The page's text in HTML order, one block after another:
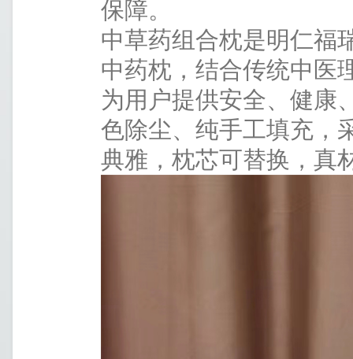
保障。
中草药组合枕是明仁福
中药枕，结合传统中医
为用户提供安全、健康
色除尘、纯手工填充，
典雅，枕芯可替换，真